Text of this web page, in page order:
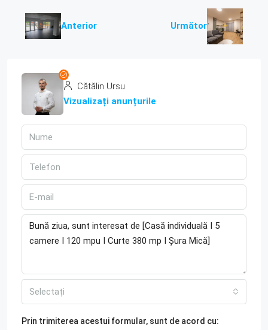
Anterior Următor
Cătălin Ursu
Vizualizați anunțurile
Selectați
Prin trimiterea acestui formular, sunt de acord cu: